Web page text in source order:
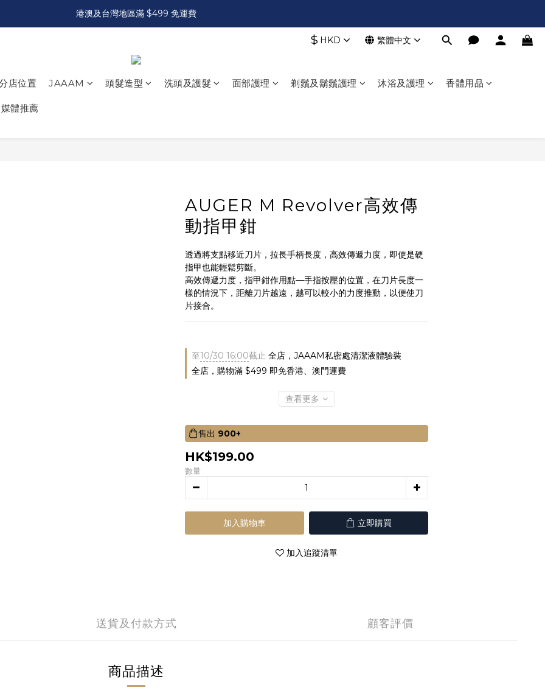
港澳及台灣地區滿 $499 免運費
$ HKD 繁體中文
店位置 JAAAM 頭髮造型 洗頭及護髮 面部護理 剃鬚及鬍鬚護理 沐浴及護理 香體用品
媒體推薦
AUGER M Revolver高效傳
動指甲鉗
透過將支點移近刀片，拉長手柄長度，高效傳遞力度，即使是硬
指甲也能輕鬆剪斷。
高效傳遞力度，指甲鉗作用點—手指按壓的位置，在刀片長度一
樣的情況下，距離刀片越遠，越可以較小的力度推動，以便使刀
片接合。
至10/30 16:00截止 全店，JAAAM私密處清潔液體驗裝
全店，購物滿 $499 即免香港、澳門運費
查看更多
售出 900+
HK$199.00
數量
加入購物車 立即購買
加入追蹤清單
送貨及付款方式 顧客評價
商品描述